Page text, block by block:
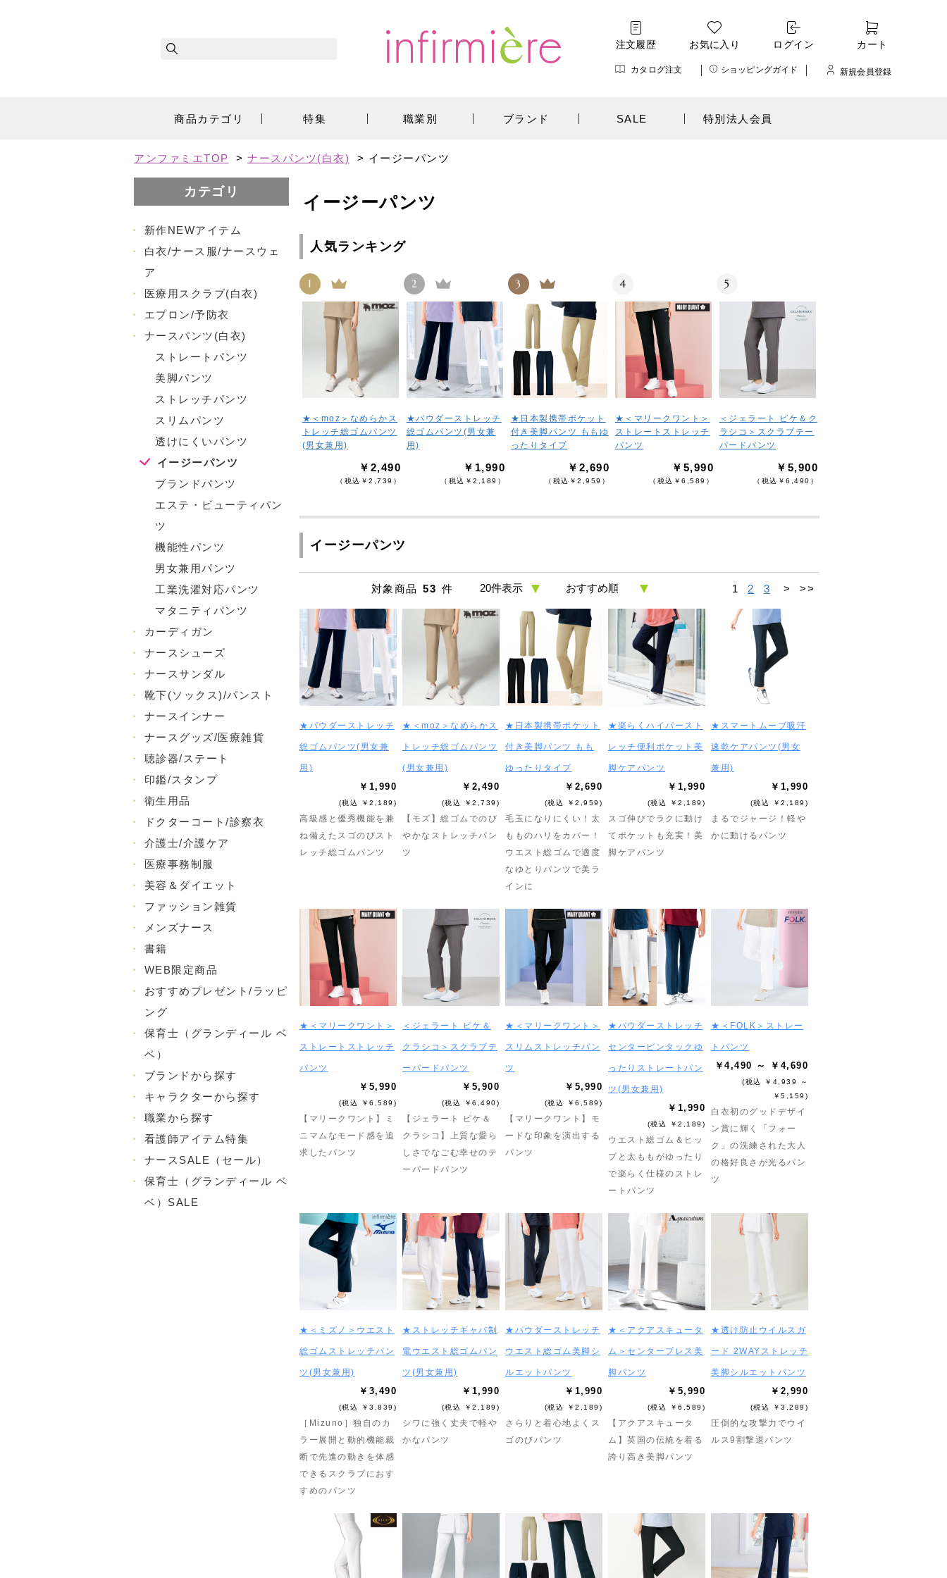
注文履歴 お気に入り ログイン カート
カタログ注文 ショッピングガイド 新規会員登録
商品カテゴリ 特集 職業別 ブランド SALE 特別法人会員
アンファミエTOP > ナースパンツ(白衣) > イージーパンツ
カテゴリ
・
新作NEWアイテム
・
白衣/ナース服/ナースウェ
ア
・
医療用スクラブ(白衣)
・
エプロン/予防衣
・
ナースパンツ(白衣)
ストレートパンツ
美脚パンツ
ストレッチパンツ
スリムパンツ
透けにくいパンツ
イージーパンツ
ブランドパンツ
エステ・ビューティパン
ツ
機能性パンツ
男女兼用パンツ
工業洗濯対応パンツ
マタニティパンツ
・
カーディガン
・
ナースシューズ
・
ナースサンダル
・
靴下(ソックス)/パンスト
・
ナースインナー
・
ナースグッズ/医療雑貨
・
聴診器/ステート
・
印鑑/スタンプ
・
衛生用品
・
ドクターコート/診察衣
・
介護士/介護ケア
・
医療事務制服
・
美容＆ダイエット
・
ファッション雑貨
・
メンズナース
・
書籍
・
WEB限定商品
・
おすすめプレゼント/ラッピ
ング
・
保育士（グランディール ベ
ベ）
・
ブランドから探す
・
キャラクターから探す
・
職業から探す
・
看護師アイテム特集
・
ナースSALE（セール）
・
保育士（グランディール ベ
ベ）SALE
イージーパンツ
人気ランキング
1
★＜moz＞なめらかス
トレッチ総ゴムパンツ
(男女兼用)
￥2,490
（税込￥2,739）
2
★パウダーストレッチ
総ゴムパンツ(男女兼
用)
￥1,990
（税込￥2,189）
3
★日本製携帯ポケット
付き美脚パンツ ももゆ
ったりタイプ
￥2,690
（税込￥2,959）
4
★＜マリークワント＞
ストレートストレッチ
パンツ
￥5,990
（税込￥6,589）
5
＜ジェラート ピケ＆ク
ラシコ＞スクラブテー
パードパンツ
￥5,900
（税込￥6,490）
イージーパンツ
対象商品 53 件 1 2 3 > >>
★パウダーストレッチ
総ゴムパンツ(男女兼
用)
￥1,990
(税込 ￥2,189)
高級感と優秀機能を兼
ね備えたスゴのびスト
レッチ総ゴムパンツ
★＜moz＞なめらかス
トレッチ総ゴムパンツ
(男女兼用)
￥2,490
(税込 ￥2,739)
【モズ】総ゴムでのび
やかなストレッチパン
ツ
★日本製携帯ポケット
付き美脚パンツ もも
ゆったりタイプ
￥2,690
(税込 ￥2,959)
毛玉になりにくい！太
もものハリをカバー！
ウエスト総ゴムで適度
なゆとりパンツで美ラ
インに
★楽らくハイパースト
レッチ便利ポケット美
脚ケアパンツ
￥1,990
(税込 ￥2,189)
スゴ伸びでラクに動け
てポケットも充実！美
脚ケアパンツ
★スマートムーブ吸汗
速乾ケアパンツ(男女
兼用)
￥1,990
(税込 ￥2,189)
まるでジャージ！軽や
かに動けるパンツ
★＜マリークワント＞
ストレートストレッチ
パンツ
￥5,990
(税込 ￥6,589)
【マリークワント】ミ
ニマムなモード感を追
求したパンツ
＜ジェラート ピケ＆
クラシコ＞スクラブテ
ーパードパンツ
￥5,900
(税込 ￥6,490)
【ジェラート ピケ＆
クラシコ】上質な愛ら
しさでなごむ幸せのテ
ーパードパンツ
★＜マリークワント＞
スリムストレッチパン
ツ
￥5,990
(税込 ￥6,589)
【マリークワント】モ
ードな印象を演出する
パンツ
★パウダーストレッチ
センターピンタックゆ
ったりストレートパン
ツ(男女兼用)
￥1,990
(税込 ￥2,189)
ウエスト総ゴム＆ヒッ
プと太ももがゆったり
で楽らく仕様のストレ
ートパンツ
★＜FOLK＞ストレー
トパンツ
￥4,490 ～ ￥4,690
(税込 ￥4,939 ～
￥5,159)
白衣初のグッドデザイ
ン賞に輝く「フォー
ク」の洗練された大人
の格好良さが光るパン
ツ
★＜ミズノ＞ウエスト
総ゴムストレッチパン
ツ(男女兼用)
￥3,490
(税込 ￥3,839)
［Mizuno］独自のカ
ラー展開と動的機能裁
断で先進の動きを体感
できるスクラブにおす
すめのパンツ
★ストレッチギャバ制
電ウエスト総ゴムパン
ツ(男女兼用)
￥1,990
(税込 ￥2,189)
シワに強く丈夫で軽や
かなパンツ
★パウダーストレッチ
ウエスト総ゴム美脚シ
ルエットパンツ
￥1,990
(税込 ￥2,189)
さらりと着心地よくス
ゴのびパンツ
★＜アクアスキュータ
ム＞センタープレス美
脚パンツ
￥5,990
(税込 ￥6,589)
【アクアスキュータ
ム】英国の伝統を着る
誇り高き美脚パンツ
★透け防止ウイルスガ
ード 2WAYストレッチ
美脚シルエットパンツ
￥2,990
(税込 ￥3,289)
圧倒的な攻撃力でウイ
ルス9割撃退パンツ